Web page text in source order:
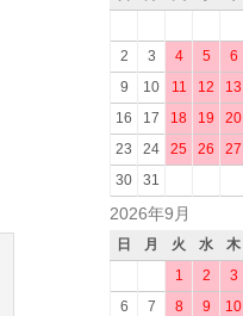
2
3 4 5 6
9
10 11 12 13
16
17 18 19 20
23
24 25 26 27
30
31
2026年9月
日 月 火 水 木
1
2 3
6
7 8 9 10